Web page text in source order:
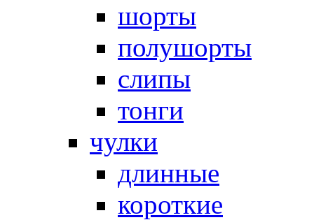
шорты
полушорты
слипы
тонги
чулки
длинные
короткие